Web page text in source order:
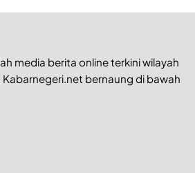
media berita online terkini wilayah
Kabarnegeri.net bernaung di bawah